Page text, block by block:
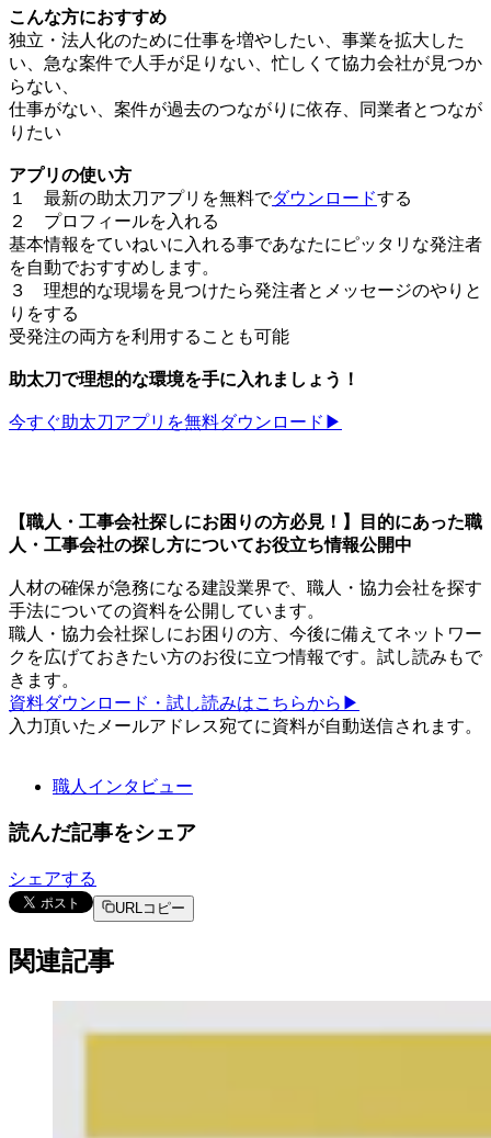
こんな方におすすめ
独立・法人化のために仕事を増やしたい、事業を拡大した
い、急な案件で人手が足りない、忙しくて協力会社が見つか
らない、
仕事がない、案件が過去のつながりに依存、同業者とつなが
りたい
アプリの使い方
１ 最新の助太刀アプリを無料でダウンロードする
２ プロフィールを入れる
基本情報をていねいに入れる事であなたにピッタリな発注者
を自動でおすすめします。
３ 理想的な現場を見つけたら発注者とメッセージのやりと
りをする
受発注の両方を利用することも可能
助太刀で理想的な環境を手に入れましょう！
今すぐ助太刀アプリを無料ダウンロード▶︎
【職人・工事会社探しにお困りの方必見！】目的にあった職
人・工事会社の探し方についてお役立ち情報公開中
人材の確保が急務になる建設業界で、職人・協力会社を探す
手法についての資料を公開しています。
職人・協力会社探しにお困りの方、今後に備えてネットワー
クを広げておきたい方のお役に立つ情報です。試し読みもで
きます。
資料ダウンロード・試し読みはこちらから▶︎
入力頂いたメールアドレス宛てに資料が自動送信されます。
職人インタビュー
読んだ記事をシェア
シェアする
URLコピー
関連記事